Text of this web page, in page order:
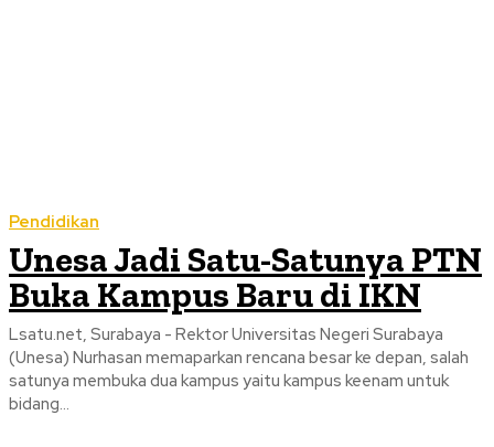
Pendidikan
Unesa Jadi Satu-Satunya PTN
Buka Kampus Baru di IKN
Lsatu.net, Surabaya - Rektor Universitas Negeri Surabaya
(Unesa) Nurhasan memaparkan rencana besar ke depan, salah
satunya membuka dua kampus yaitu kampus keenam untuk
bidang...